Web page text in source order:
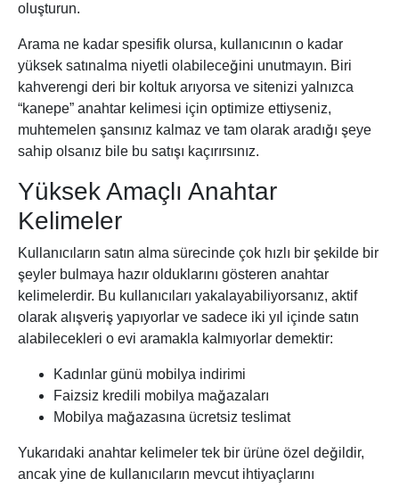
oluşturun.
Arama ne kadar spesifik olursa, kullanıcının o kadar
yüksek satınalma niyetli olabileceğini unutmayın. Biri
kahverengi deri bir koltuk arıyorsa ve sitenizi yalnızca
“kanepe” anahtar kelimesi için optimize ettiyseniz,
muhtemelen şansınız kalmaz ve tam olarak aradığı şeye
sahip olsanız bile bu satışı kaçırırsınız.
Yüksek Amaçlı Anahtar
Kelimeler
Kullanıcıların satın alma sürecinde çok hızlı bir şekilde bir
şeyler bulmaya hazır olduklarını gösteren anahtar
kelimelerdir. Bu kullanıcıları yakalayabiliyorsanız, aktif
olarak alışveriş yapıyorlar ve sadece iki yıl içinde satın
alabilecekleri o evi aramakla kalmıyorlar demektir:
Kadınlar günü mobilya indirimi
Faizsiz kredili mobilya mağazaları
Mobilya mağazasına ücretsiz teslimat
Yukarıdaki anahtar kelimeler tek bir ürüne özel değildir,
ancak yine de kullanıcıların mevcut ihtiyaçlarını